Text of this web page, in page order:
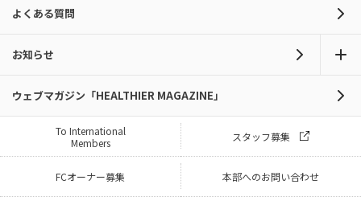
よくある質問
お知らせ
ウェブマガジン「HEALTHIER MAGAZINE」
To International
Members
スタッフ募集
FCオーナー募集 本部へのお問い合わせ